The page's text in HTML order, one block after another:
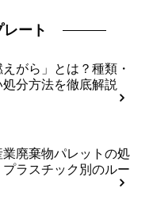
ート
がら」とは？種類・
分方法を徹底解説
業廃棄物パレットの処
ラスチック別のルー